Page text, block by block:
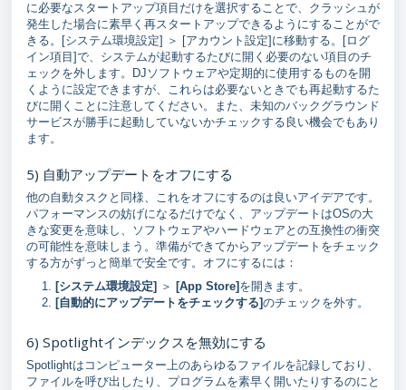
に必要なスタートアップ項目だけを選択することで、クラッシュが
発生した場合に素早く再スタートアップできるようにすることがで
きる。[システム環境設定] ＞ [アカウント設定]に移動する。[ログ
イン項目]で、システムが起動するたびに開く必要のない項目のチ
ェックを外します。DJソフトウェアや定期的に使用するものを開
くように設定できますが、これらは必要ないときでも再起動するた
びに開くことに注意してください。また、未知のバックグラウンド
サービスが勝手に起動していないかチェックする良い機会でもあり
ます。
5) 自動アップデートをオフにする
他の自動タスクと同様、これをオフにするのは良いアイデアです。
パフォーマンスの妨げになるだけでなく、アップデートはOSの大
きな変更を意味し、ソフトウェアやハードウェアとの互換性の衝突
の可能性を意味しまう。準備ができてからアップデートをチェック
する方がずっと簡単で安全です。オフにするには：
[システム環境設定] ＞ [App Store] を開きます。
[自動的にアップデートをチェックする]のチェックを外す。
6) Spotlightインデックスを無効にする
Spotlightはコンピューター上のあらゆるファイルを記録しており、
ファイルを呼び出したり、プログラムを素早く開いたりするのにと